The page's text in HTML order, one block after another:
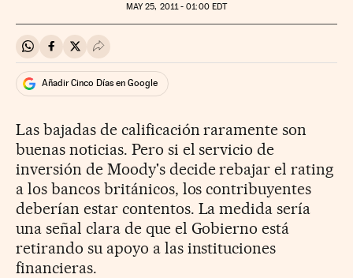
MAY25, 2011 - 01:00EDT
Compartir en Whatsapp
Compartir en Facebook
Compartir en Twitter
Desplegar Redes Sociales
Añadir Cinco Días en Google
Las bajadas de calificación raramente son
buenas noticias. Pero si el servicio de
inversión de Moody's decide rebajar el rating
a los bancos británicos, los contribuyentes
deberían estar contentos. La medida sería
una señal clara de que el Gobierno está
retirando su apoyo a las instituciones
financieras.